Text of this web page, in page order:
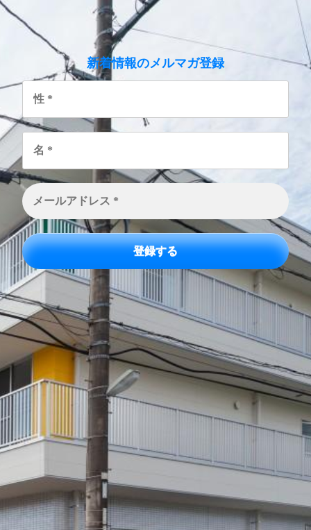
新着情報のメルマガ登録
性
名
メ
ー
ル
ア
ド
レ
ス
*